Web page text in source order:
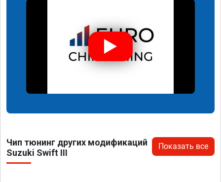
Чип тюнинг других модификаций
Suzuki Swift III
Показать все